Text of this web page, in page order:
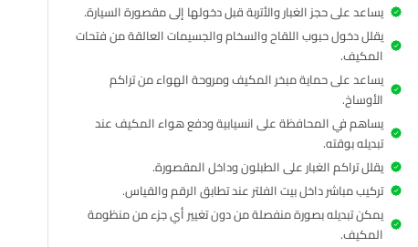
فلتر تبريد | سول 2014-2019 | TUROk | 97133-B2000
يساعد على حجز الغبار والأتربة قبل دخولها إلى مقصورة السيارة.
يقلل دخول حبوب اللقاح والسخام والجسيمات العالقة من فتحات
المكيف.
يساعد على حماية مبخر المكيف ومروحة الهواء من تراكم
الأوساخ.
يساهم في المحافظة على انسيابية ودفع هواء المكيف عند
تبديله بوقته.
يقلل تراكم الغبار على الطبلون وداخل المقصورة.
تركيب مباشر داخل بيت الفلتر عند تطابق الرقم والقياس.
يمكن تبديله بصورة منفصلة من دون تغيير أي جزء من منظومة
المكيف.